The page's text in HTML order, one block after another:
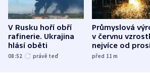
V Rusku hoří obří
rafinerie. Ukrajina
hlásí oběti
08:52 právě teď
Průmyslová
v červnu
nejvíce od
před 11m